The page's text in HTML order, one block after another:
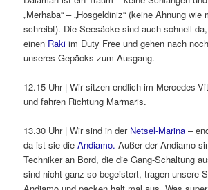
„Merhaba“ – „Hosgeldiniz“ (keine Ahnung
schreibt). Die Seesäcke sind auch schnell
einen Raki im Duty Free und gehen nach
unseres Gepäcks zum Ausgang.
12.15 Uhr | Wir sitzen endlich im Mercedes-
und fahren Richtung Marmaris.
13.30 Uhr | Wir sind in der Netsel-Marina –
da ist sie die Andiamo.Außer der Andiamo
Techniker an Bord, die die Gang-Schaltung
sind nicht ganz so begeistert, tragen unsere